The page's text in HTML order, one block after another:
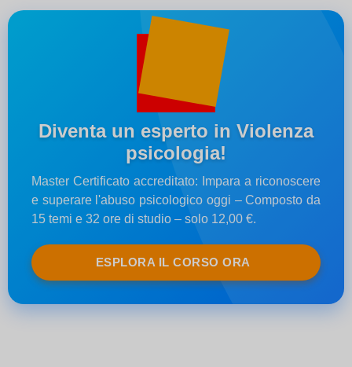
Diventa un esperto in Violenza
psicologia!
Master Certificato accreditato: Impara a riconoscere
e superare l'abuso psicologico oggi – Composto da
15 temi e 32 ore di studio – solo 12,00 €.
ESPLORA IL CORSO ORA